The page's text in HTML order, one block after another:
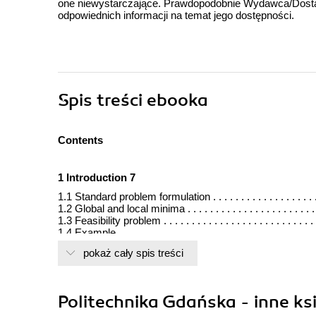
one niewystarczające. Prawdopodobnie Wydawca/
odpowiednich informacji na temat jego dostępności.
Spis treści ebooka
Contents
1 Introduction 7
1.1 Standard problem formulation . . . . . . . . . . . . . . . . . .
1.2 Global and local minima . . . . . . . . . . . . . . . . . . . . . .
1.3 Feasibility problem . . . . . . . . . . . . . . . . . . . . . . . . . . .
1.4 Example . . . . . . . . . . . . . . . . . . . . . . . . . . . . . . . . . . .
1.6 Classification of algorithms . . . . . . . . . . . . . . . . . . . . .
1.8.1 Multimodal test function . . . . . . . . . . . . . . . . . . . . . .
1.8.2 Unimodal test function . . . . . . . . . . . . . . . . . . . . . .
pokaż cały spis treści
Politechnika Gdańska - inne